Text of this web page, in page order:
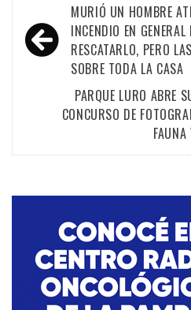
Navegación
de
entradas
MURIÓ UN HOMBRE
INCENDIO EN
RESCATARLO, PERO
SOBRE TODA LA CASA
PARQUE LURO ABRE
CONCURSO DE